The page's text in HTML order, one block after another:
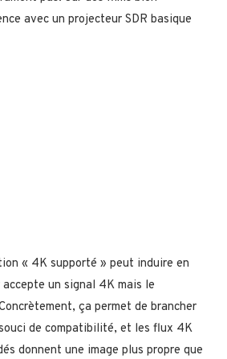
avec un projecteur SDR basique
« 4K supporté » peut induire en
un signal 4K mais le
ça permet de brancher
de compatibilité, et les flux 4K
donnent une image plus propre que